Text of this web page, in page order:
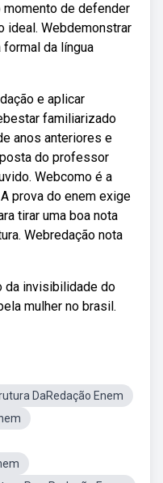
momento de defender
ideal. Webdemonstrar
da língua
e aplicar
familiarizado
anos anteriores e
do professor
Webcomo é a
prova do enem exige
tirar uma boa nota
Webredação nota
da invisibilidade do
mulher no brasil.
DaRedação Enem